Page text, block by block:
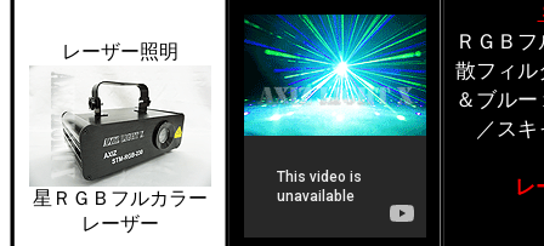
レーザー照明
星ＲＧＢフルカラー
レーザー
ＲＧＢ
散フィル
＆ブル
／ス
レ